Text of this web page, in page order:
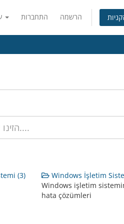
התחברות הרשמה
(3)
Windows İşletim
Windows işletim
hata çözümleri